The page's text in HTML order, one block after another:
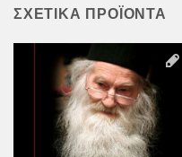
ΣΧΕΤΙΚΆ ΠΡΟΪΌΝΤΑ
Προσθήκη
στη Λίστα
Επιθυμιών